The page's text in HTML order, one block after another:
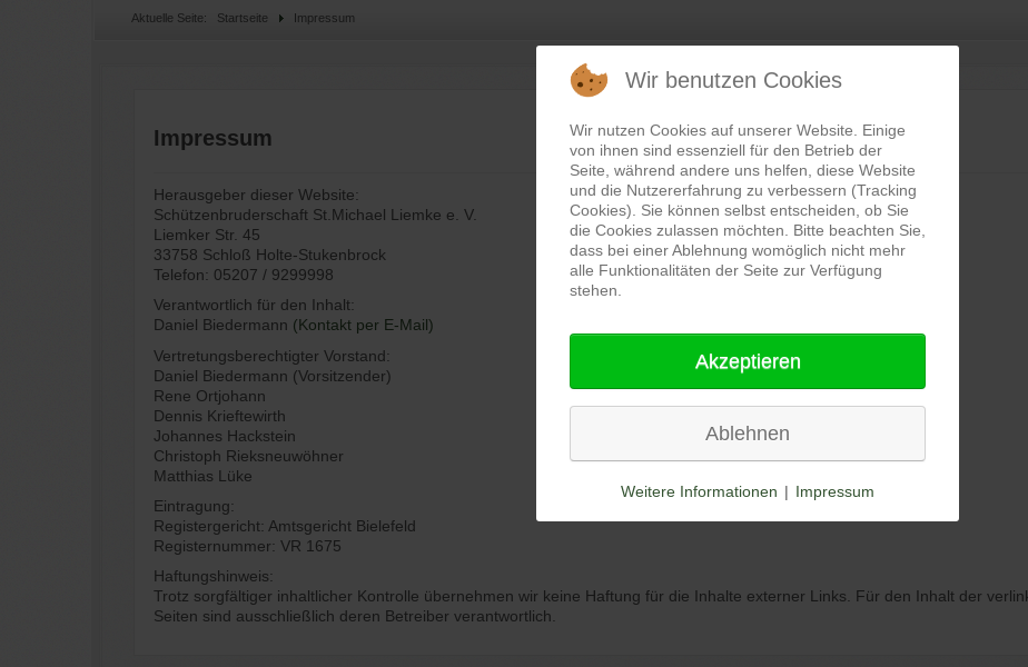
Aktuelle Seite: Startseite Impressum
Impressum
Herausgeber dieser Website:
Schützenbruderschaft St.Michael Liemke e. V.
Liemker Str. 45
33758 Schloß Holte-Stukenbrock
Telefon: 05207 / 9299998
Verantwortlich für den Inhalt:
Daniel Biedermann (Kontakt per E-Mail)
Vertretungsberechtigter Vorstand:
Daniel Biedermann (Vorsitzender)
Rene Ortjohann
Dennis Krieftewirth
Johannes Hackstein
Christoph Rieksneuwöhner
Matthias Lüke
Eintragung:
Registergericht: Amtsgericht Bielefeld
Registernummer: VR 1675
Haftungshinweis:
Trotz sorgfältiger inhaltlicher Kontrolle übernehmen wir keine Haftung für die Inhalte externer Links. Für den Inhalt der
Seiten sind ausschließlich deren Betreiber verantwortlich.
Wir benutzen Cookies
Wir nutzen Cookies auf unserer Website. Einige
von ihnen sind essenziell für den Betrieb der
Seite, während andere uns helfen, diese Website
und die Nutzererfahrung zu verbessern (Tracking
Cookies). Sie können selbst entscheiden, ob Sie
die Cookies zulassen möchten. Bitte beachten Sie,
dass bei einer Ablehnung womöglich nicht mehr
alle Funktionalitäten der Seite zur Verfügung
stehen.
Akzeptieren
Ablehnen
Weitere Informationen | Impressum